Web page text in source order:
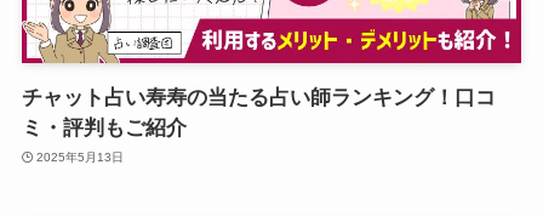
チャット占い寿寿の当たる占い師ランキング！口コ
ミ・評判もご紹介
2025年5月13日